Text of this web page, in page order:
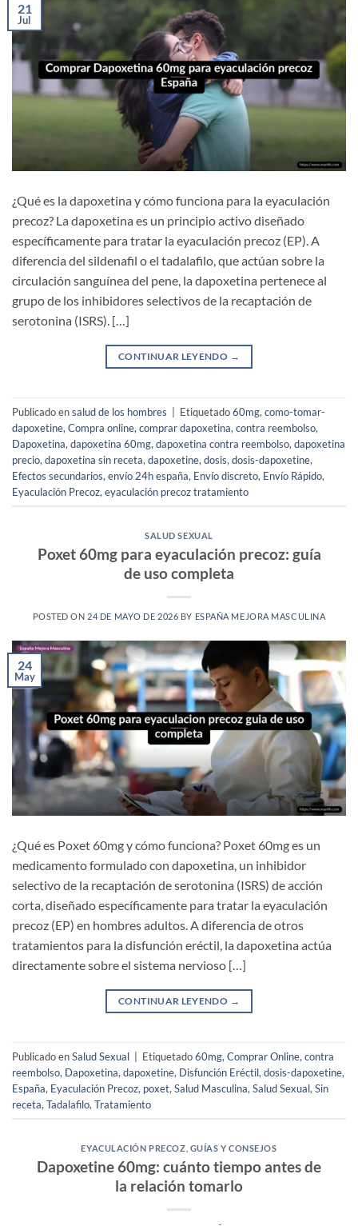
21
Jul
¿Qué es la dapoxetina y cómo funciona para la eyaculación
precoz? La dapoxetina es un principio activo diseñado
específicamente para tratar la eyaculación precoz (EP). A
diferencia del sildenafil o el tadalafilo, que actúan sobre la
circulación sanguínea del pene, la dapoxetina pertenece al
grupo de los inhibidores selectivos de la recaptación de
serotonina (ISRS). […]
CONTINUAR LEYENDO →
Publicado ensalud de los hombres | Etiquetado60mg, como-tomar-
dapoxetine, Compra online, comprar dapoxetina, contra reembolso,
Dapoxetina, dapoxetina 60mg, dapoxetina contra reembolso, dapoxetina
precio, dapoxetina sin receta, dapoxetine, dosis, dosis-dapoxetine,
Efectos secundarios, envío 24h españa, Envío discreto, Envío Rápido,
Eyaculación Precoz, eyaculación precoz tratamiento
SALUD SEXUAL
Poxet 60mg para eyaculación precoz: guía
de uso completa
POSTED ON 24 DE MAYO DE 2026 BY ESPAÑA MEJORA MASCULINA
24
May
¿Qué es Poxet 60mg y cómo funciona? Poxet 60mg es un
medicamento formulado con dapoxetina, un inhibidor
selectivo de la recaptación de serotonina (ISRS) de acción
corta, diseñado específicamente para tratar la eyaculación
precoz (EP) en hombres adultos. A diferencia de otros
tratamientos para la disfunción eréctil, la dapoxetina actúa
directamente sobre el sistema nervioso […]
CONTINUAR LEYENDO →
Publicado enSalud Sexual Etiquetado60mg, Comprar Online, contra
reembolso, Dapoxetina, dapoxetine, Disfunción Eréctil, dosis-dapoxetine,
España, Eyaculación Precoz, poxet, Salud Masculina, Salud Sexual, Sin
receta, Tadalafilo, Tratamiento
EYACULACIÓN PRECOZ GUÍAS Y CONSEJOS
Dapoxetine 60mg: cuánto tiempo antes de
la relación tomarlo